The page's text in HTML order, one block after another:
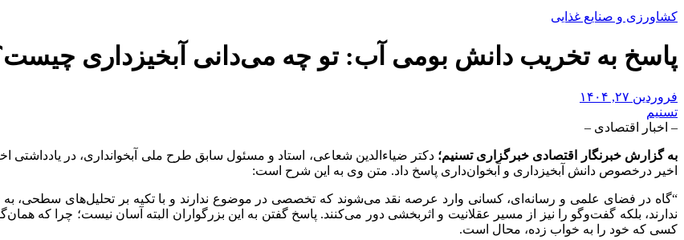
کشاورزی و صنایع غذایی
پاسخ به تخریب دانش بومی آب: تو چه می‌دانی آبخیزداری
فروردین ۲۷, ۱۴۰۴
تسنیم
– اخبار اقتصادی –
به گزارش خبرنگار اقتصادی خبرگزاری تسنیم؛دکتر ضیاء‌الدین شعاعی، استاد و مسئول سابق طرح ملی آبخوانداری، در یادداشتی
اخیر درخصوص دانش آبخیزداری و آبخوان‌داری پاسخ داد. متن وی به این شرح است:
“گاه در فضای علمی و رسانه‌ای، کسانی وارد عرصه نقد می‌شوند که تخصصی در موضوع ندارند و با تکیه بر تحلیل‌های سطحی، به
ندارند، بلکه گفت‌وگو را نیز از مسیر عقلانیت و اثربخشی دور می‌کنند. پاسخ گفتن به این بزرگواران البته آسان نیست؛ چرا که
کسی که خود را به خواب زده، محال است.